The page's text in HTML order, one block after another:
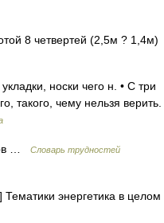
8 четвертей (2,5м ? 1,4м)
носки чего н. • С три
такого, чему нельзя верить.
…
Словарь трудностей
энергетика в целом